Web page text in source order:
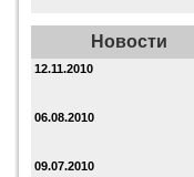
Новости
12.11.2010
06.08.2010
09.07.2010